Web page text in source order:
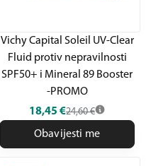
Vichy Capital Soleil UV-Clear
Fluid protiv nepravilnosti
SPF50+ i Mineral 89 Booster
-PROMO
18,45 €24,60 €
Obavijesti me